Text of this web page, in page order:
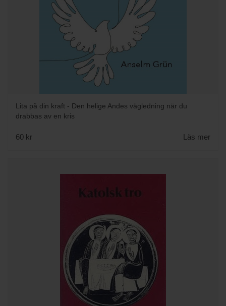
Lita på din kraft - Den helige Andes vägledning när du
drabbas av en kris
60 kr Läs mer